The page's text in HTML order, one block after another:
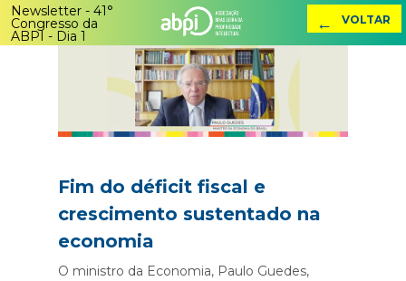
Newsletter - 41°
Congresso da
ABPI - Dia 1
← VOLTAR
Fim do déficit fiscal e
crescimento sustentado na
economia
O ministro da Economia, Paulo Guedes,